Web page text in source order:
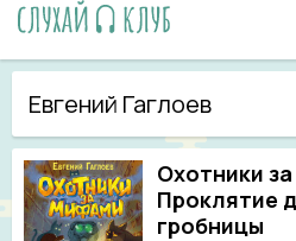
Евгений Гаглоев
Охотники
Проклятие
гробницы